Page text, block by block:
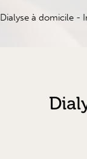
Dialyse à domicile -